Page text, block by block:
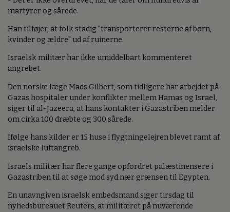
martyrer og sårede.
Han tilføjer, at folk stadig "transporterer resterne af børn,
kvinder og ældre" ud af ruinerne.
Israelsk militær har ikke umiddelbart kommenteret
angrebet.
Den norske læge Mads Gilbert, som tidligere har arbejdet på
Gazas hospitaler under konflikter mellem Hamas og Israel,
siger til al-Jazeera, at hans kontakter i Gazastriben melder
om cirka 100 dræbte og 300 sårede.
Ifølge hans kilder er 15 huse i flygtningelejren blevet ramt af
israelske luftangreb.
Israels militær har flere gange opfordret palæstinensere i
Gazastriben til at søge mod syd nær grænsen til Egypten.
En unavngiven israelsk embedsmand siger tirsdag til
nyhedsbureauet Reuters, at militæret på nuværende